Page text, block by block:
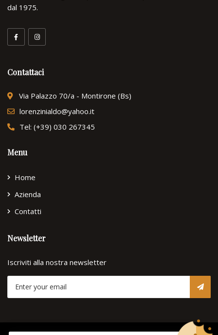
dal 1975.
Contattaci
Via Palazzo 70/a - Montirone (Bs)
lorenzinialdo@yahoo.it
Tel: (+39) 030 267345
Menu
Home
Azienda
Contatti
Newsletter
Iscriviti alla nostra newsletter